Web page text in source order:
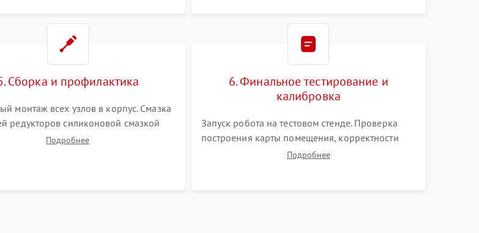
Сборка и профилактика
монтаж всех узлов в корпус. Смазка
редукторов силиконовой смазкой
шума. Установка новых
Подробнее
6. Финальное тестирование и
калибровка
Запуск робота на тестовом стенде. Проверка
построения карты помещения, корректности
навигации и обхода препятствий. Оценка силы
Подробнее